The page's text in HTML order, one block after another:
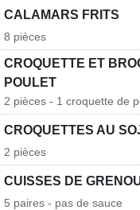
CALAMARS FRITS
8 pièces
CROQUETTE ET
POULET
2 pièces - 1 croquette de
CROQUETTES AU
2 pièces
CUISSES DE
5 paires - pas de sauce